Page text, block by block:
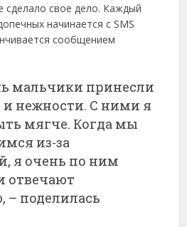
сделало свое дело. Каждый
начинается с SMS
сообщением
мальчики принесли
нежности. С ними я
мягче. Когда мы
из-за
я очень по ним
отвечают
– поделилась